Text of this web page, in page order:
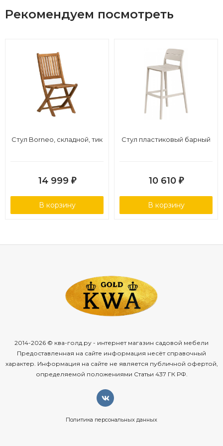
Рекомендуем посмотреть
Стул Borneo, складной, тик
14 999 ₽
В корзину
Стул пластиковый барный
10 610 ₽
В корзину
2014-2026 © ква-голд.ру - интернет магазин садовой мебели
Предоставленная на сайте информация несёт справочный
характер. Информация на сайте не является публичной офертой,
определяемой положениями Статьи 437 ГК РФ.
Политика персональных данных